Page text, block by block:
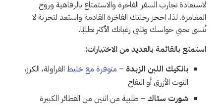
لاستعادة تجارب السفر الفاخرة والاستمتاع بالرفاهية وروح
المغامرة. لذا، احجز رحلتك الفاخرة القادمة واستعد لتجربة لا
تُنسى تحيي حواسك وتلبي رغباتك الأكثر تطلبًا.
استمتع بالقائمة بالعديد من الاختيارات:
بانكيك اللبن الزبدة – متوفرة مع خليط الفراولة، الكرز،
التوت الأزرق أو التفاح
شورت ستاك – طلبية من اثنين من الفطائر الكبيرة